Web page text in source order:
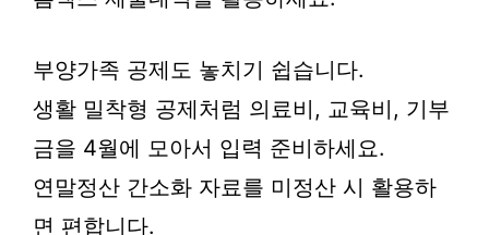
부양가족 공제도 놓치기 쉽습니다.
생활 밀착형 공제처럼 의료비, 교육비, 기부
금을 4월에 모아서 입력 준비하세요.
연말정산 간소화 자료를 미정산 시 활용하
면 편합니다.